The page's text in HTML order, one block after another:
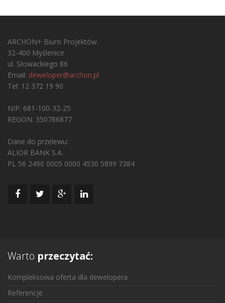
ARCHON+ Biuro Projektów
32-400 Myślenice
ul. Słowackiego 86
Email: deweloper@archon.pl
Tel: 12 372 19 90
NIP: 681-100-32-25
REGON: 350786877
Dane do przelewu:
ALIOR BANK S.A.
PL 56 2490 0005 0000 4530 5899 7384
Warto przeczytać:
Kompleksowa oferta dla dewelopera
Referencje